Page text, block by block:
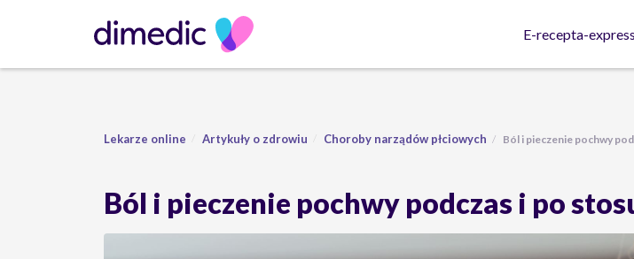
E-recepta-express
Lekarze online Artykuły o zdrowiu Choroby narządów płciowych Ból i pieczenie pochwy
Ból i pieczenie pochwy podczas i po